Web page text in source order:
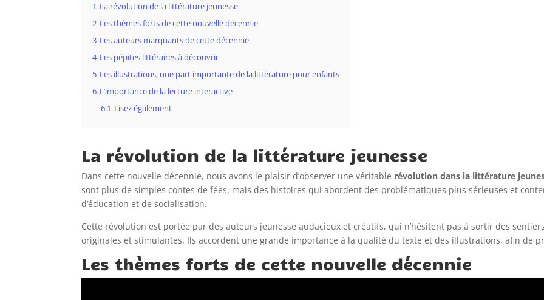
1 La révolution de la littérature jeunesse
2 Les thèmes forts de cette nouvelle décennie
3 Les auteurs marquants de cette décennie
4 Les pépites littéraires à découvrir
5 Les illustrations, une part importante de la littérature pour enfants
6 L’importance de la lecture interactive
6.1 Lisez également
La révolution de la littérature jeunesse
Dans cette nouvelle décennie, nous avons le plaisir d’observer une véritable révolution dans la littérature
sont plus de simples contes de fées, mais des histoires qui abordent des problématiques plus sérieuses et
d’éducation et de socialisation.
Cette révolution est portée par des auteurs jeunesse audacieux et créatifs, qui n’hésitent pas à sortir des
originales et stimulantes. Ils accordent une grande importance à la qualité du texte et des illustrations, afin de
Les thèmes forts de cette nouvelle décennie